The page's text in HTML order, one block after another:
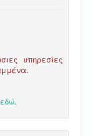
υπηρεσίες
εδώ.